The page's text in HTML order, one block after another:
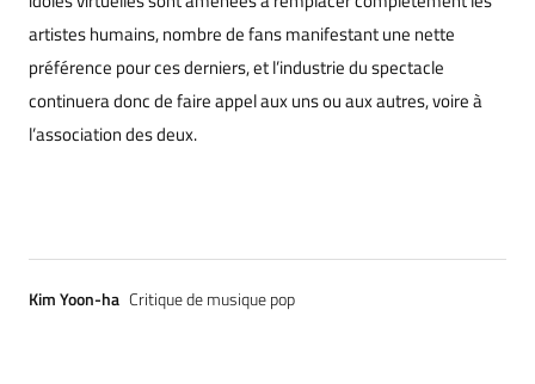
artistes humains, nombre de fans manifestant une nette
préférence pour ces derniers, et l’industrie du spectacle
continuera donc de faire appel aux uns ou aux autres, voire à
l’association des deux.
Kim Yoon-ha Critique de musique pop